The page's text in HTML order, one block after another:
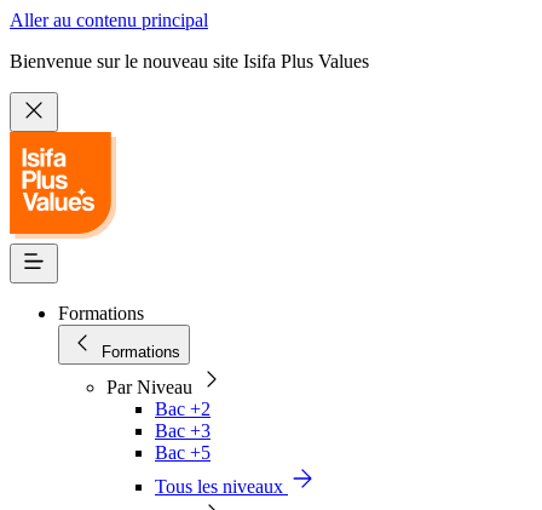
Aller au contenu principal
Bienvenue sur le nouveau site Isifa Plus Values
Formations
Formations
Par Niveau
Bac +2
Bac +3
Bac +5
Tous les niveaux